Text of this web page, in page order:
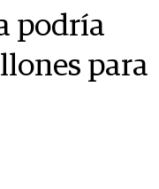
podría
para